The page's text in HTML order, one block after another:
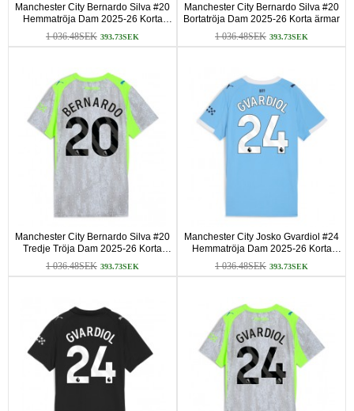
Manchester City Bernardo Silva #20
Hemmatröja Dam 2025-26 Korta
ärmar
1 036.48SEK 393.73SEK
Manchester City Bernardo Silva #20
Bortatröja Dam 2025-26 Korta ärmar
1 036.48SEK 393.73SEK
Manchester City Bernardo Silva #20
Tredje Tröja Dam 2025-26 Korta
ärmar
1 036.48SEK 393.73SEK
Manchester City Josko Gvardiol #24
Hemmatröja Dam 2025-26 Korta
ärmar
1 036.48SEK 393.73SEK